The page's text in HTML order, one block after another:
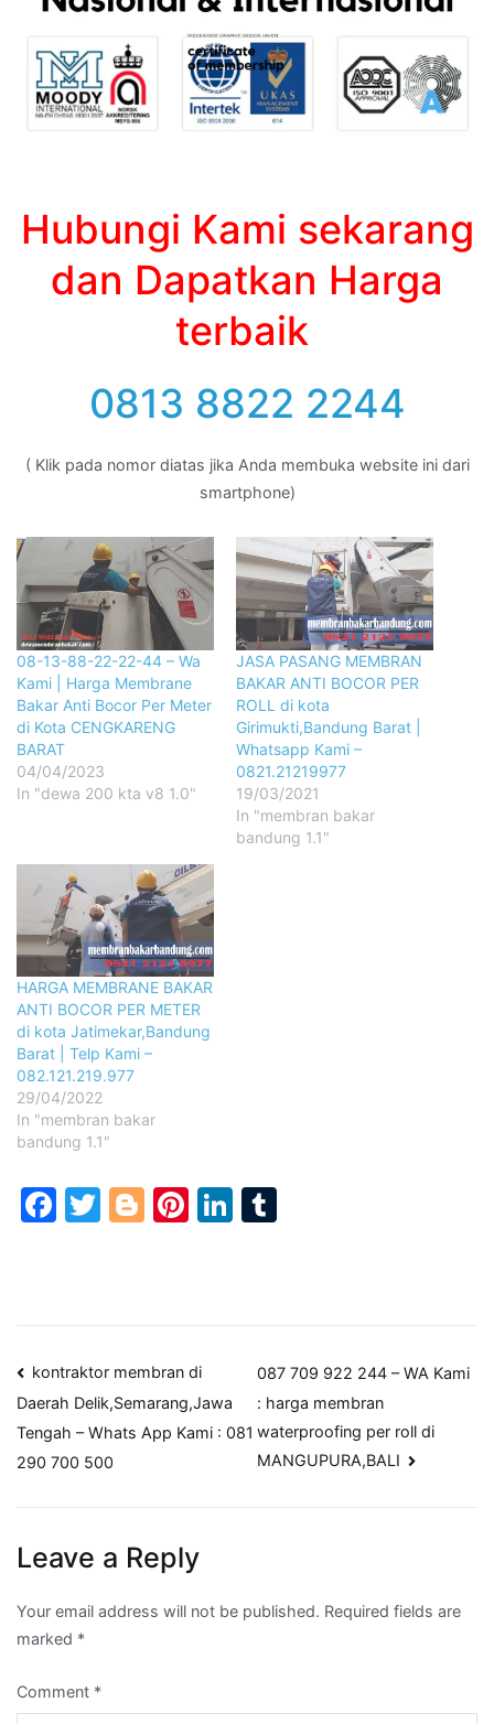
Hubungi Kami sekarang
dan Dapatkan Harga
terbaik
0813 8822 2244
( Klik pada nomor diatas jika Anda membuka website ini dari
smartphone)
08-13-88-22-22-44 – Wa
Kami | Harga Membrane
Bakar Anti Bocor Per Meter
di Kota CENGKARENG
BARAT
04/04/2023
In "dewa 200 kta v8 1.0"
JASA PASANG MEMBRAN
BAKAR ANTI BOCOR PER
ROLL di kota
Girimukti,Bandung Barat |
Whatsapp Kami –
0821.21219977
19/03/2021
In "membran bakar
bandung 1.1"
HARGA MEMBRANE BAKAR
ANTI BOCOR PER METER
di kota Jatimekar,Bandung
Barat | Telp Kami –
082.121.219.977
29/04/2022
In "membran bakar
bandung 1.1"
Facebook
Twitter
Blogger
Pinterest
LinkedIn
Post
navigation
kontraktor membran di
Daerah Delik,Semarang,Jawa
Tengah – Whats App Kami : 081
290 700 500
087 709 922 244 – WA Kami
: harga membran
waterproofing per roll di
MANGUPURA,BALI
Leave a Reply
Your email address will not be published. Required fields are
marked *
Comment *